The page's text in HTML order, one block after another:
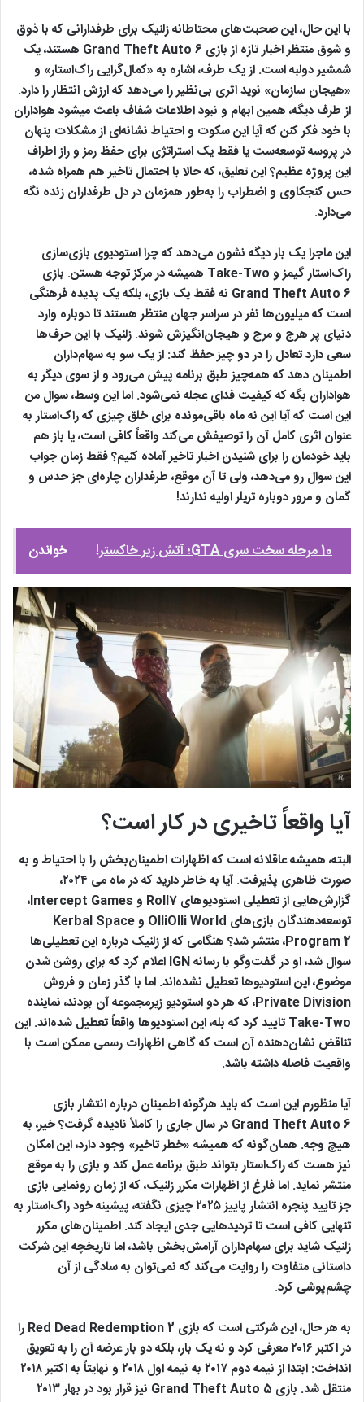
با این حال، این صحبت‌های محتاطانه زلنیک برای طرفدارانی که با ذوق
و شوق منتظر اخبار تازه از بازی Grand Theft Auto 6 هستند، یک
شمشیر دولبه‌ است. از یک طرف، اشاره به «کمال‌گرایی راک‌استار» و
«هیجان سازمان» نوید اثری بی‌نظیر را می‌دهد که ارزش انتظار را دارد.
از طرف دیگه، همین ابهام و نبود اطلاعات شفاف باعث میشود هواداران
با خود فکر کنن که آیا این سکوت و احتیاط نشانه‌ای از مشکلات پنهان
در پروسه توسعه‌ست یا فقط یک استراتژی برای حفظ رمز و راز اطراف
این پروژه عظیم؟ این تعلیق، که حالا با احتمال تاخیر هم همراه شده،
حس کنجکاوی و اضطراب را به‌طور همزمان در دل طرفداران زنده نگه
می‌دارد.
این ماجرا یک بار دیگه نشون می‌دهد که چرا استودیوی بازی‌سازی
راک‌استار گیمز و Take-Two همیشه در مرکز توجه هستن. بازی
Grand Theft Auto 6 نه‌ فقط یک بازی، بلکه یک پدیده فرهنگی
است که میلیون‌ها نفر در سراسر جهان منتظر هستند تا دوباره وارد
دنیای پر هرج و مرج و هیجان‌انگیزش شوند. زلنیک با این حرف‌ها
سعی دارد تعادل را در دو چیز حفظ کند: از یک سو به سهام‌داران
اطمینان دهد که همه‌چیز طبق برنامه پیش می‌رود و از سوی دیگر به
هواداران بگه که کیفیت فدای عجله نمی‌شود. اما این وسط، سوال من
این است که آیا این نه ماه باقی‌مونده برای خلق چیزی که راک‌استار به‌
عنوان اثری کامل آن را توصیفش می‌کند واقعاً کافی است، یا باز هم
باید خودمان را برای شنیدن اخبار تاخیر آماده کنیم؟ فقط زمان جواب
این سوال رو می‌دهد، ولی تا آن موقع، طرفداران چاره‌ای جز حدس و
گمان و مرور دوباره تریلر اولیه ندارند!
خواندن 10 مرحله سخت سری GTA؛ آتش زیر خاکستر!
آیا واقعاً تاخیری در کار است؟
البته، همیشه عاقلانه است که اظهارات اطمینان‌بخش را با احتیاط و به‌
صورت ظاهری پذیرفت. آیا به خاطر دارید که در ماه می ۲۰۲۴،
گزارش‌هایی از تعطیلی استودیوهای Roll7 و Intercept Games،
توسعه‌دهندگان بازی‌های OlliOlli World و Kerbal Space
Program 2، منتشر شد؟ هنگامی که از زلنیک درباره این تعطیلی‌ها
سوال شد، او در گفت‌وگو با رسانه IGN اعلام کرد که برای روشن شدن
موضوع، این استودیوها تعطیل نشده‌اند. اما با گذر زمان و فروش
Private Division، که هر دو استودیو زیرمجموعه آن بودند، نماینده
Take-Two تایید کرد که بله، این استودیوها واقعاً تعطیل شده‌اند. این
تناقض نشان‌دهنده آن است که گاهی اظهارات رسمی ممکن است با
واقعیت فاصله داشته باشد.
آیا منظورم این است که باید هرگونه اطمینان درباره انتشار بازی
Grand Theft Auto 6 در سال جاری را کاملاً نادیده گرفت؟ خیر، به
هیچ وجه. همان‌گونه که همیشه «خطر تاخیر» وجود دارد، این امکان
نیز هست که راک‌استار بتواند طبق برنامه عمل کند و بازی را به‌ موقع
منتشر نماید. اما فارغ از اظهارات مکرر زلنیک، که از زمان رونمایی بازی
جز تایید پنجره انتشار پاییز ۲۰۲۵ چیزی نگفته، پیشینه خود راک‌استار به‌
تنهایی کافی است تا تردیدهایی جدی ایجاد کند. اطمینان‌های مکرر
زلنیک شاید برای سهام‌داران آرامش‌بخش باشد، اما تاریخچه این شرکت
داستانی متفاوت را روایت می‌کند که نمی‌توان به‌ سادگی از آن
چشم‌پوشی کرد.
به هر حال، این شرکتی است که بازی Red Dead Redemption 2 را
در اکتبر ۲۰۱۶ معرفی کرد و نه یک بار، بلکه دو بار عرضه آن را به تعویق
انداخت: ابتدا از نیمه دوم ۲۰۱۷ به نیمه اول ۲۰۱۸ و نهایتاً به اکتبر ۲۰۱۸
منتقل شد. بازی Grand Theft Auto 5 نیز قرار بود در بهار ۲۰۱۳